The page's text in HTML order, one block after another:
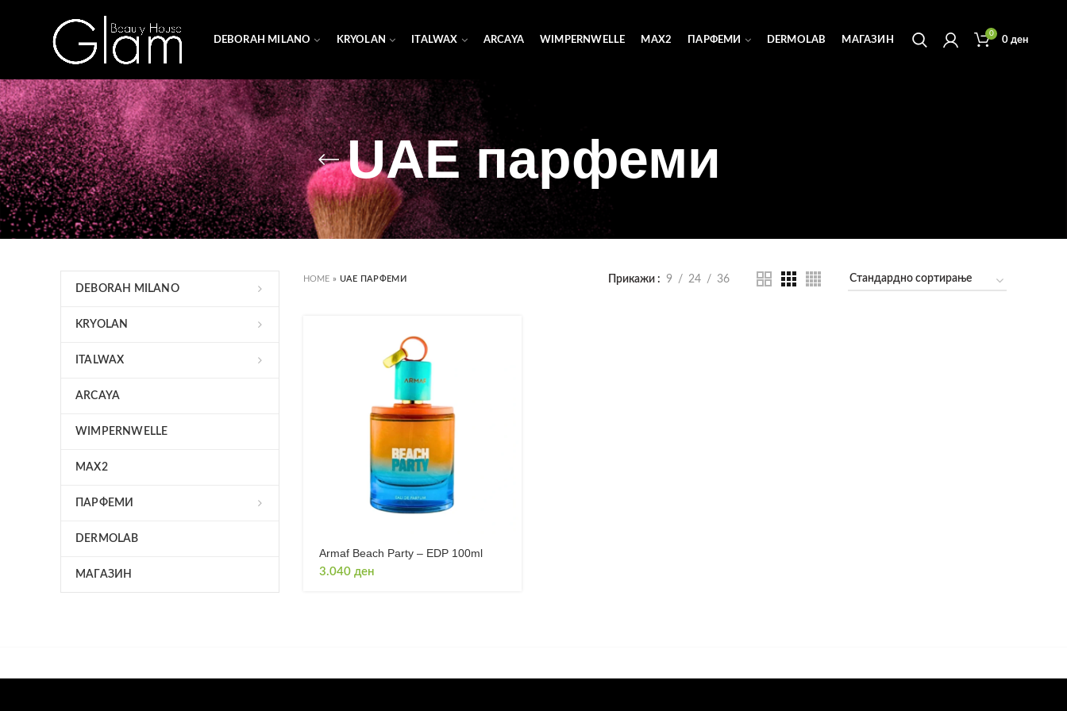
DEBORAH MILANO KRYOLAN ITALWAX ARCAYA WIMPERNWELLE MAX2 ПАРФЕМИ DERMOLAB МАГАЗИН
0
0ден
UAE парфеми
HOME » UAE ПАРФЕМИ Прикажи 9 24 36
Armaf Beach Party – EDP 100ml
3.040 ден
DEBORAH MILANO
KRYOLAN
ITALWAX
ARCAYA
WIMPERNWELLE
MAX2
ПАРФЕМИ
DERMOLAB
МАГАЗИН